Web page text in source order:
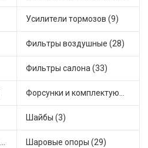
Усилители тормозов (9)
Фильтры воздушные (28)
Фильтры салона (33)
Форсунки и комплектующие (8)
Шайбы (3)
Шарниры равных угловых скоростей, приводные валы (40) Шаровые опоры (29)